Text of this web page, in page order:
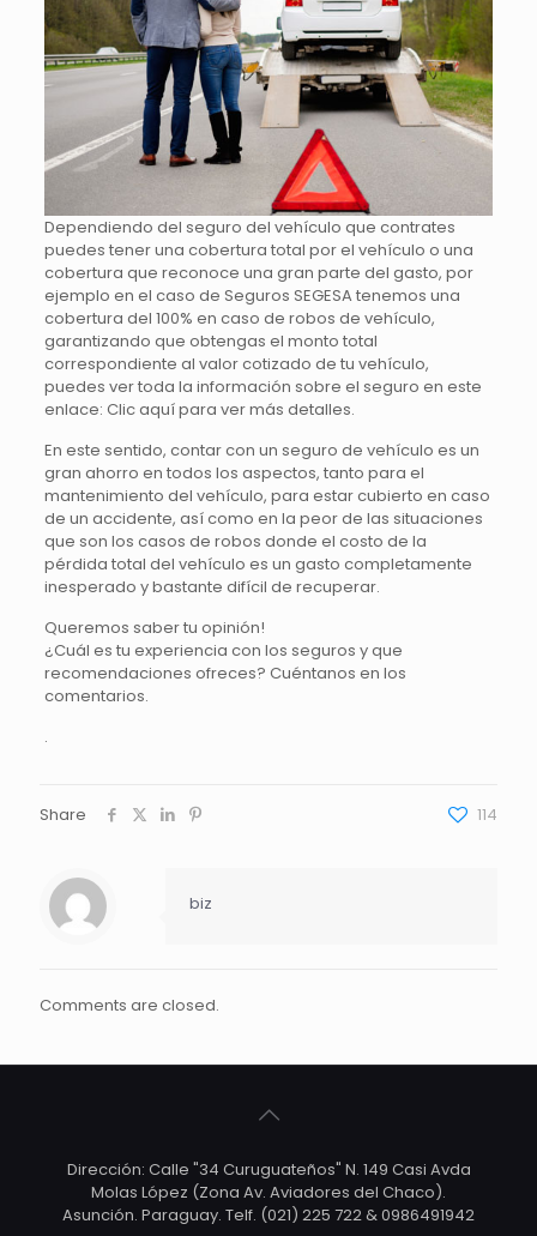
Dependiendo del seguro del vehículo que contrates
puedes tener una cobertura total por el vehículo o una
cobertura que reconoce una gran parte del gasto, por
ejemplo en el caso de Seguros SEGESA tenemos una
cobertura del 100% en caso de robos de vehículo,
garantizando que obtengas el monto total
correspondiente al valor cotizado de tu vehículo,
puedes ver toda la información sobre el seguro en este
enlace: Clic aquí para ver más detalles.
En este sentido, contar con un seguro de vehículo es un
gran ahorro en todos los aspectos, tanto para el
mantenimiento del vehículo, para estar cubierto en caso
de un accidente, así como en la peor de las situaciones
que son los casos de robos donde el costo de la
pérdida total del vehículo es un gasto completamente
inesperado y bastante difícil de recuperar.
Queremos saber tu opinión!
¿Cuál es tu experiencia con los seguros y que
recomendaciones ofreces? Cuéntanos en los
comentarios.
.
Share 114
biz
Comments are closed.
Dirección: Calle "34 Curuguateños" N. 149 Casi Avda
Molas López (Zona Av. Aviadores del Chaco).
Asunción. Paraguay. Telf. (021) 225 722 & 0986491942